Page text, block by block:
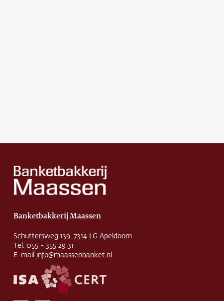
Banketbakkerij Maassen
Schuttersweg 139, 7314 LG Apeldoorn
Tel. 055 - 355 29 31
E-mail info@maassenbanket.nl